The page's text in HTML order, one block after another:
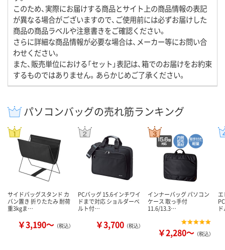
このため、実際にお届けする商品とサイト上の商品情報の表記
が異なる場合がございますので、ご使用前には必ずお届けした
商品の商品ラベルや注意書きをご確認ください。
さらに詳細な商品情報が必要な場合は、メーカー等にお問い合
わせください。
また、販売単位における「セット」表記は、箱でのお届けをお約束
するものではありません。あらかじめご了承ください。
パソコンバッグの売れ筋ランキング
サイドバッグスタンド カ
バン置き 折りたたみ 耐荷
重3kgま…
￥3,190～ （税込）
PCバッグ 15.6インチワイ
ドまで対応 ショルダーベ
ルト付…
￥3,700 （税込）
インナーバッグ パソコン
ケース 取っ手付
11.6/13.3…
￥2,280～ （税込）